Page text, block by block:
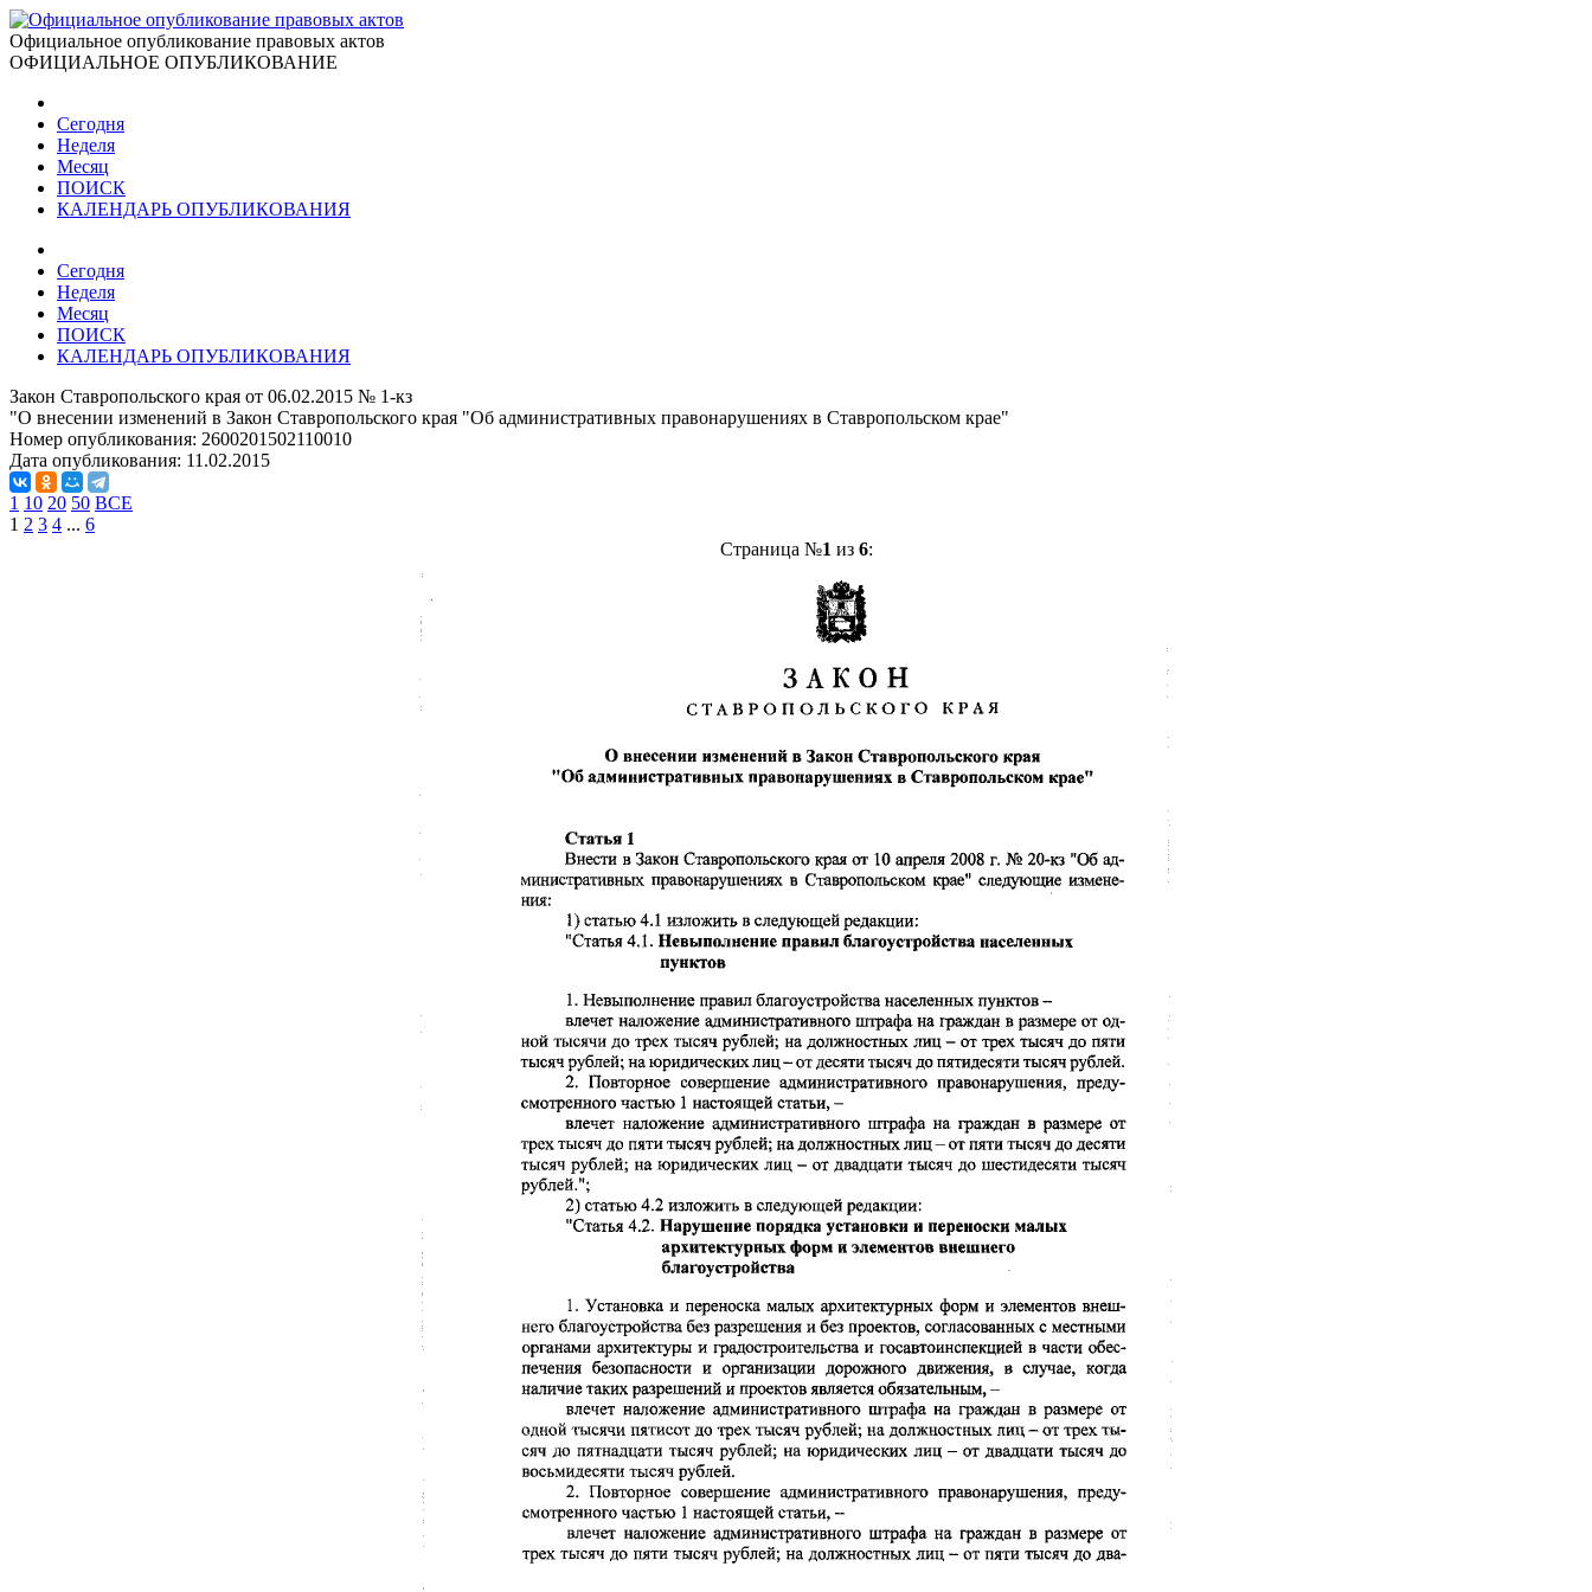
Официальное опубликование правовых актов
ОФИЦИАЛЬНОЕ ОПУБЛИКОВАНИЕ
Сегодня
Неделя
Месяц
ПОИСК
КАЛЕНДАРЬ ОПУБЛИКОВАНИЯ
Сегодня
Неделя
Месяц
ПОИСК
КАЛЕНДАРЬ ОПУБЛИКОВАНИЯ
Закон Ставропольского края от 06.02.2015 № 1-кз
"О внесении изменений в Закон Ставропольского края "Об административных правонарушениях в Ставропольском крае"
Номер опубликования: 2600201502110010
Дата опубликования: 11.02.2015
1 10 20 50 ВСЕ
1 2 3 4 ... 6
Страница №1 из 6: